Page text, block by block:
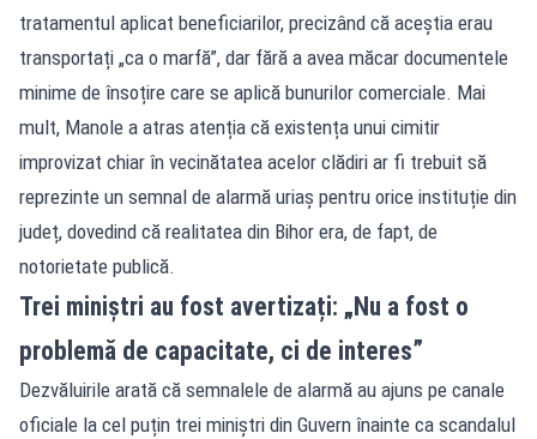
tratamentul aplicat beneficiarilor, precizând că aceștia erau
transportați „ca o marfă”, dar fără a avea măcar documentele
minime de însoțire care se aplică bunurilor comerciale. Mai
mult, Manole a atras atenția că existența unui cimitir
improvizat chiar în vecinătatea acelor clădiri ar fi trebuit să
reprezinte un semnal de alarmă uriaș pentru orice instituție din
județ, dovedind că realitatea din Bihor era, de fapt, de
notorietate publică.
Trei miniștri au fost avertizați: „Nu a fost o
problemă de capacitate, ci de interes”
Dezvăluirile arată că semnalele de alarmă au ajuns pe canale
oficiale la cel puțin trei miniștri din Guvern înainte ca scandalul